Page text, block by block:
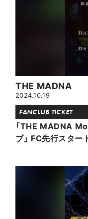
THE MADNA
2024.10.19
FANCLUB TICKET
「THE MADNA
ブ」 FC先行スター